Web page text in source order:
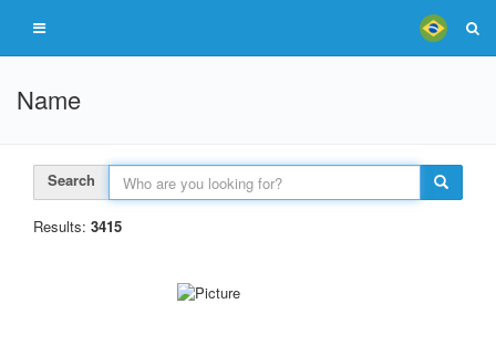
Name
Search
Results: 3415